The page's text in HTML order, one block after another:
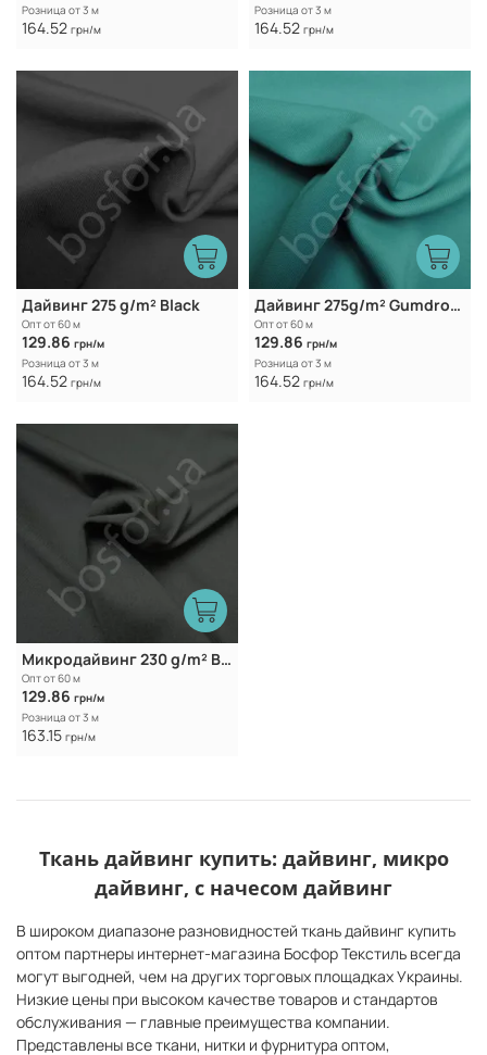
Розница от 3 м
164.52 грн/м
Розница от 3 м
164.52 грн/м
Дайвинг 275 g/m² Black
Опт от 60 м
129.86 грн/м
Розница от 3 м
164.52 грн/м
Дайвинг 275g/m² Gumdrop Green
Опт от 60 м
129.86 грн/м
Розница от 3 м
164.52 грн/м
Микродайвинг 230 g/m² Black
Опт от 60 м
129.86 грн/м
Розница от 3 м
163.15 грн/м
Ткань дайвинг купить: дайвинг, микро
дайвинг, с начесом дайвинг
В широком диапазоне разновидностей ткань дайвинг купить
оптом партнеры интернет-магазина Босфор Текстиль всегда
могут выгодней, чем на других торговых площадках Украины.
Низкие цены при высоком качестве товаров и стандартов
обслуживания — главные преимущества компании.
Представлены все ткани, нитки и фурнитура оптом,